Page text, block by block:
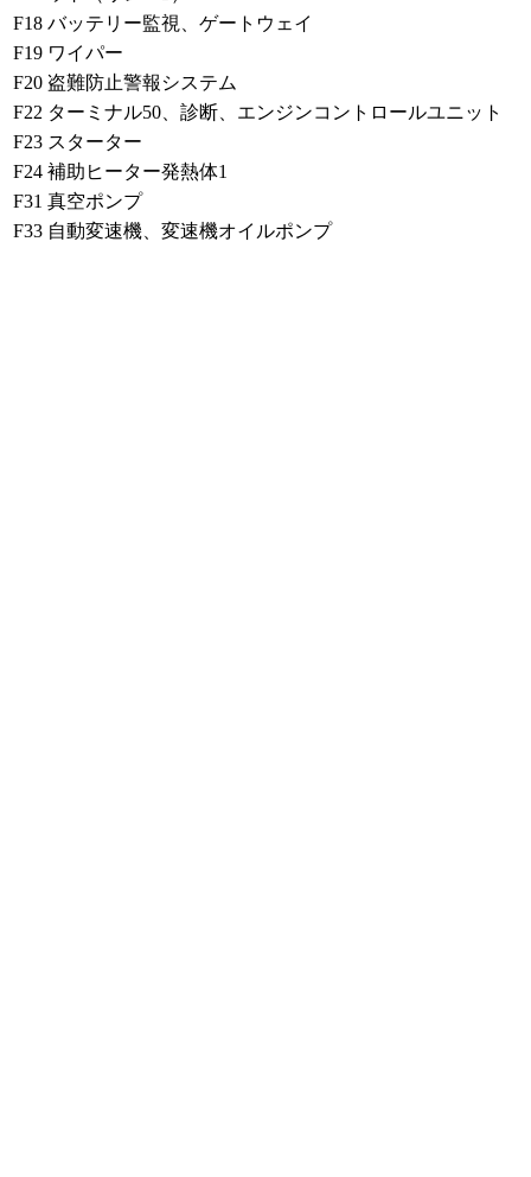
F18 バッテリー監視、ゲートウェイ
F19 ワイパー
F20 盗難防止警報システム
F22 ターミナル50、診断、エンジンコントロールユニット
F23 スターター
F24 補助ヒーター発熱体1
F31 真空ポンプ
F33 自動変速機、変速機オイルポンプ